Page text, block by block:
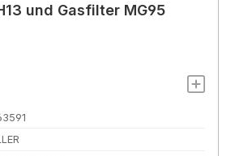
und Gasfilter MG95